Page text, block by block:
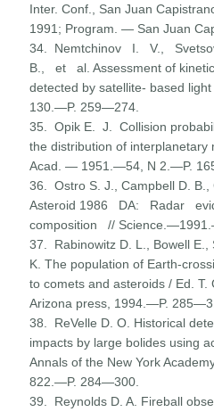
Inter. Conf., San Juan
1991; Program. — San Juan
34. Nemtchinov I. V.,
B., et al. Assessment of
detected by satellite- based
130.—P. 259—274.
35. Opik E. J. Collision
the distribution of interplanetary
Acad. — 1951.—54, N 2.—P.
36. Ostro S. J., Campbell D. В.,
Asteroid 1986 DA: Radar
composition //
37. Rabinowitz D. L., Bowell E.,
K. The population of Earth-
to comets and asteroids / Ed.
Arizona press, 1994.—P.
38. ReVelle D. O. Historical
impacts by large bolides using
Annals of the New York
822.—P. 284—300.
39. Reynolds D. A. Fireball